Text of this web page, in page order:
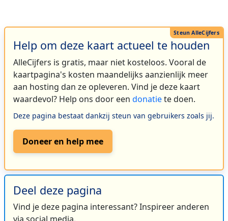
Help om deze kaart actueel te houden
AlleCijfers is gratis, maar niet kosteloos. Vooral de
kaartpagina's kosten maandelijks aanzienlijk meer
aan hosting dan ze opleveren. Vind je deze kaart
waardevol? Help ons door een donatiete doen.
Deze pagina bestaat dankzij steun van gebruikers zoals jij.
Doneer en help mee
Deel deze pagina
Vind je deze pagina interessant? Inspireer anderen